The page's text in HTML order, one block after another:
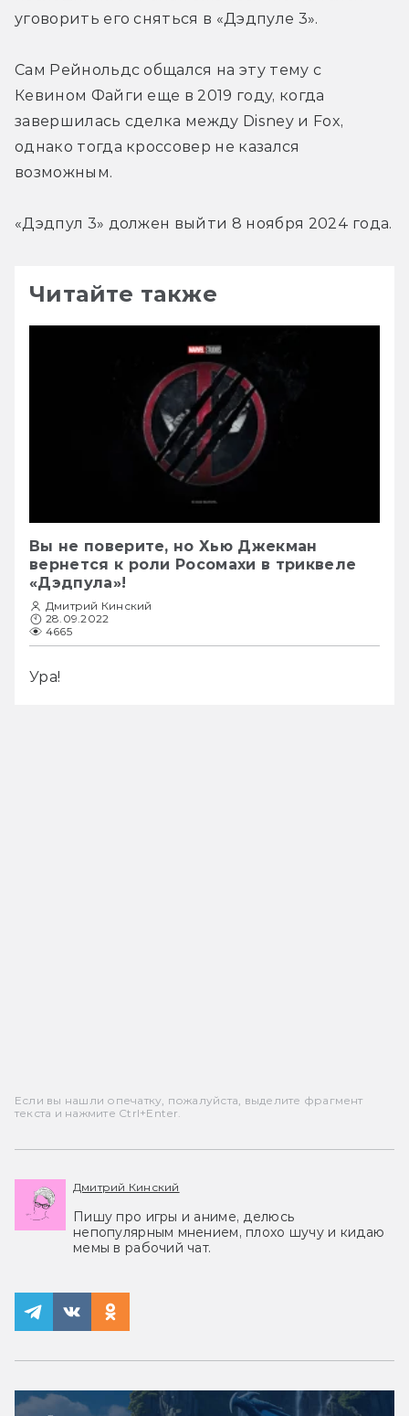
уговорить его сняться в «Дэдпуле 3».
Сам Рейнольдс общался на эту тему с
Кевином Файги еще в 2019 году, когда
завершилась сделка между Disney и Fox,
однако тогда кроссовер не казался
возможным.
«Дэдпул 3» должен выйти 8 ноября 2024 года.
Читайте также
Вы не поверите, но Хью Джекман
вернется к роли Росомахи в триквеле
«Дэдпула»!
Дмитрий Кинский
28.09.2022
4665
Ура!
Если вы нашли опечатку, пожалуйста, выделите фрагмент
текста и нажмите Ctrl+Enter.
Дмитрий Кинский
Пишу про игры и аниме, делюсь
непопулярным мнением, плохо шучу и кидаю
мемы в рабочий чат.